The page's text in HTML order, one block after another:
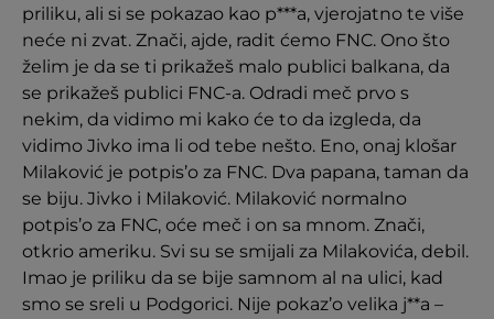
priliku, ali si se pokazao kao p***a, vjerojatno te više
neće ni zvat. Znači, ajde, radit ćemo FNC. Ono što
želim je da se ti prikažeš malo publici balkana, da
se prikažeš publici FNC-a. Odradi meč prvo s
nekim, da vidimo mi kako će to da izgleda, da
vidimo Jivko ima li od tebe nešto. Eno, onaj klošar
Milaković je potpis’o za FNC. Dva papana, taman da
se biju. Jivko i Milaković. Milaković normalno
potpis’o za FNC, oće meč i on sa mnom. Znači,
otkrio ameriku. Svi su se smijali za Milakovića, debil.
Imao je priliku da se bije samnom al na ulici, kad
smo se sreli u Podgorici. Nije pokaz’o velika j**a –